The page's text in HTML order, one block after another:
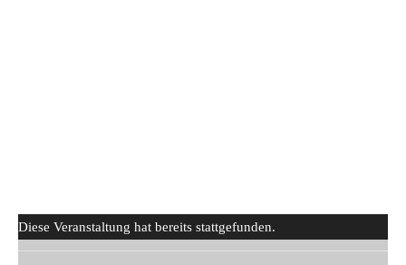
Diese Veranstaltung hat bereits stattgefunden.